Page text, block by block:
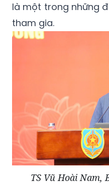
là một trong những
tham gia.
TS Vũ Hoài Nam,